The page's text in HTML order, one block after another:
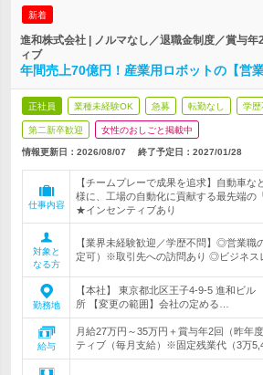
新着
進和株式会社 | ノルマなし／退職金制度／賞与
ィブ
年間売上70億円！産業用ロボットの【営
正社員 業種未経験OK 急募 転勤なし 学歴
第二新卒歓迎 女性のおしごと掲載中
情報更新日：2026/08/07 終了予定日： 2027/01/28
仕事内容
【チームプレーで成果を追求】自動車な
様に、工場の自動化に貢献する最先端の
★インセンティブあり
対象と
なる方
【業界未経験歓迎／学歴不問】◎営業職
定可）※取引先への訪問あり ◎ビジネス
勤務地
【本社】 東京都北区王子4-9-5 進和ビル
所 【変更の範囲】会社の定める…
給与
月給27万円～35万円＋賞与年2回（昨年
ティブ（毎月支給）※固定残業代（3万